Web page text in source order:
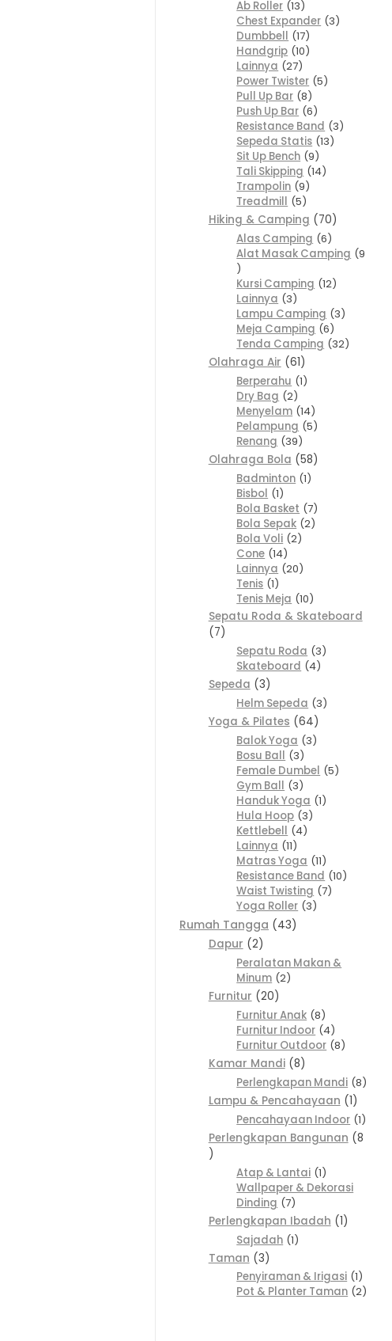
Ab Roller 13
Chest Expander 3
Dumbbell 17
Handgrip 10
Lainnya 27
Power Twister 5
Pull Up Bar 8
Push Up Bar 6
Resistance Band 3
Sepeda Statis 13
Sit Up Bench 9
Tali Skipping 14
Trampolin 9
Treadmill 5
Hiking & Camping
70
Alas Camping 6
Alat Masak Camping 9
Kursi Camping 12
Lainnya 3
Lampu Camping 3
Meja Camping 6
Tenda Camping 32
Olahraga Air
61
Berperahu 1
Dry Bag 2
Menyelam 14
Pelampung 5
Renang 39
Olahraga Bola
58
Badminton 1
Bisbol 1
Bola Basket 7
Bola Sepak 2
Bola Voli 2
Cone 14
Lainnya 20
Tenis 1
Tenis Meja 10
Sepatu Roda & Skateboard
7
Sepatu Roda 3
Skateboard 4
Sepeda
3
Helm Sepeda 3
Yoga & Pilates
64
Balok Yoga 3
Bosu Ball 3
Female Dumbel 5
Gym Ball 3
Handuk Yoga 1
Hula Hoop 3
Kettlebell 4
Lainnya 11
Matras Yoga 11
Resistance Band 10
Waist Twisting 7
Yoga Roller 3
Rumah Tangga 43
Dapur
2
Peralatan Makan &
Minum 2
Furnitur
20
Furnitur Anak 8
Furnitur Indoor 4
Furnitur Outdoor 8
Kamar Mandi 8
Perlengkapan Mandi 8
Lampu & Pencahayaan
1
Pencahayaan Indoor 1
Perlengkapan Bangunan
8
Atap & Lantai 1
Wallpaper & Dekorasi
Dinding 7
Perlengkapan Ibadah
1
Sajadah 1
Taman
3
Penyiraman & Irigasi 1
Pot & Planter Taman 2